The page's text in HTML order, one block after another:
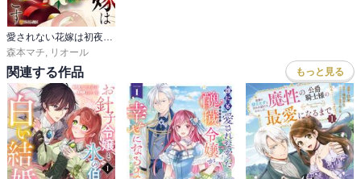
愛されない花嫁は初夜を一人で過ごす
森本マチ, リオール
関連する作品 もっと見る